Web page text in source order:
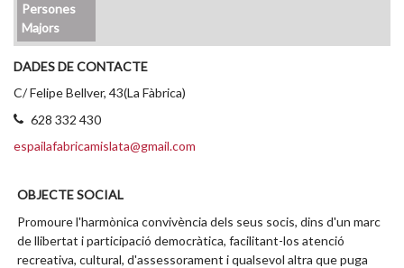
Persones
Majors
DADES DE CONTACTE
C/ Felipe Bellver, 43(La Fàbrica)
628 332 430
espailafabricamislata@gmail.com
OBJECTE SOCIAL
Promoure l'harmònica convivència dels seus socis, dins d'un marc
de llibertat i participació democràtica, facilitant-los atenció
recreativa, cultural, d'assessorament i qualsevol altra que puga